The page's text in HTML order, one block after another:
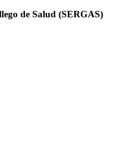
de Salud (SERGAS)